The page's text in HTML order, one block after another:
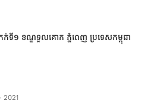
ទី១ ខណ្ឌទួលគោក ភ្នំពេញ ប្រទេសកម្ពុជា
2021